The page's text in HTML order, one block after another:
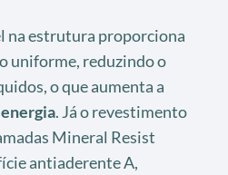
na estrutura proporciona
uniforme, reduzindo o
o que aumenta a
. Já o revestimento
Mineral Resist
antiaderente A,